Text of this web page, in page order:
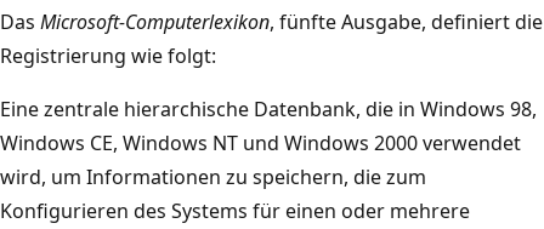
Das Microsoft-Computerlexikon, fünfte Ausgabe, definiert die
Registrierung wie folgt:
Eine zentrale hierarchische Datenbank, die in Windows 98,
Windows CE, Windows NT und Windows 2000 verwendet
wird, um Informationen zu speichern, die zum
Konfigurieren des Systems für einen oder mehrere